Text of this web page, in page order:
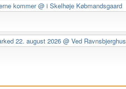
kommer@ i Skelhøje Købmandsgaard
22. august 2026 @ Ved Ravnsbjerghus